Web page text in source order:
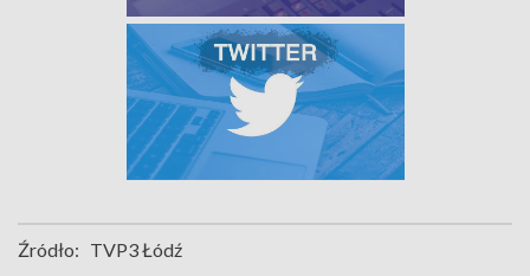
Źródło: TVP3 Łódź